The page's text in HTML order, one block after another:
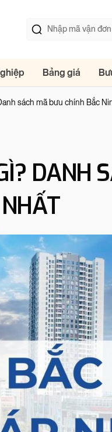
Bảng giá
sách mã bưu chính Bắc
DANH